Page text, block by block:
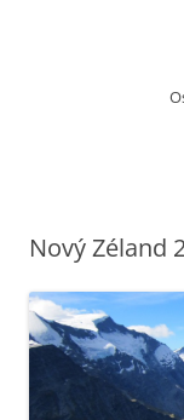
Nový Zéland